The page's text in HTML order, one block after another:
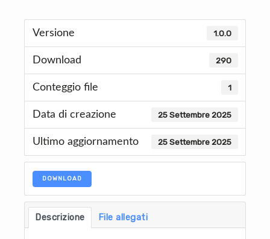
Versione 1.0.0
Download 290
Conteggio file 1
Data di creazione 25 Settembre 2025
Ultimo aggiornamento 25 Settembre 2025
DOWNLOAD
Descrizione File allegati